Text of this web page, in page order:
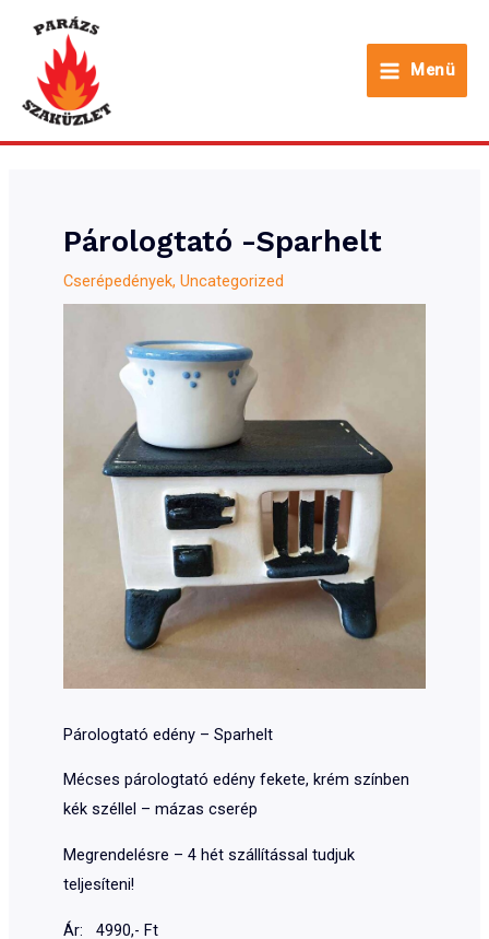
content
Main
Menu
Menü
Párologtató -Sparhelt
Cserépedények, Uncategorized
Párologtató edény – Sparhelt
Mécses párologtató edény fekete, krém színben
kék széllel – mázas cserép
Megrendelésre – 4 hét szállítással tudjuk
teljesíteni!
Ár: 4990,- Ft